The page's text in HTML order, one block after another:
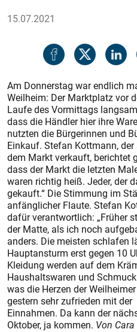
15.07.2021
Am Donnerstag war endlich
Weilheim: Der Marktplatz vor
Laufe des Vormittags
dass die Händler hier ihre
nutzten die Bürgerinnen und
Einkauf. Stefan Kottmann,
dem Markt verkauft, berichtet
dass der Markt die letzten
waren richtig heiß. Jeder, der
gekauft.“ Die Stimmung im
anfänglicher Flaute. Stefan
dafür verantwortlich: „Früher
der Matte, als ich noch
anders. Die meisten schlafen
Hauptansturm erst gegen 10
Kleidung werden auf dem
Haushaltswaren und
was die Herzen der
gestern sehr zufrieden mit
Einnahmen. Da kann der
Oktober, ja kommen. Von